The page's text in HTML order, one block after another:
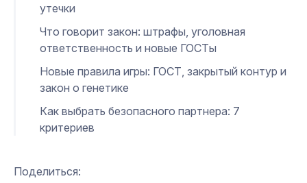
утечки
Что говорит закон: штрафы, уголовная
ответственность и новые ГОСТы
Новые правила игры: ГОСТ, закрытый контур и
закон о генетике
Как выбрать безопасного партнера: 7
критериев
Поделиться: